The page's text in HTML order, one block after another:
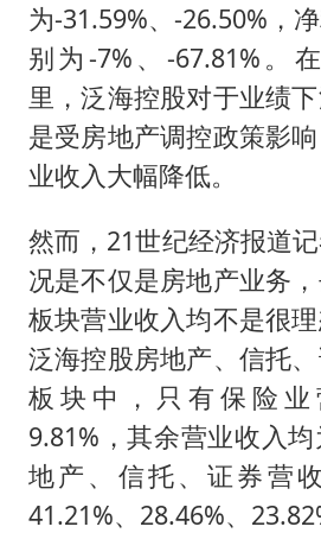
为-31.59%、-26.50%，
别为-7%、-67.81%。
里，泛海控股对于业绩
是受房地产调控政策影
业收入大幅降低。
然而，21世纪经济报道
况是不仅是房地产业务
板块营业收入均不是很
泛海控股房地产、信托
板块中，只有保险
9.81%，其余营业收入
地产、信托、证券营
41.21%、28.46%、